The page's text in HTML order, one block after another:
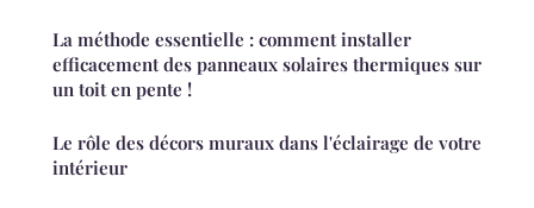
La méthode essentielle : comment installer
efficacement des panneaux solaires thermiques sur
un toit en pente !
Le rôle des décors muraux dans l'éclairage de votre
intérieur